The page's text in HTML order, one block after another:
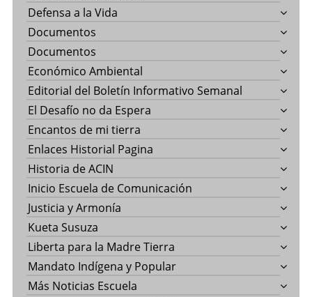
Defensa a la Vida
Documentos
Documentos
Económico Ambiental
Editorial del Boletín Informativo Semanal
El Desafío no da Espera
Encantos de mi tierra
Enlaces Historial Pagina
Historia de ACIN
Inicio Escuela de Comunicación
Justicia y Armonía
Kueta Susuza
Liberta para la Madre Tierra
Mandato Indígena y Popular
Más Noticias Escuela